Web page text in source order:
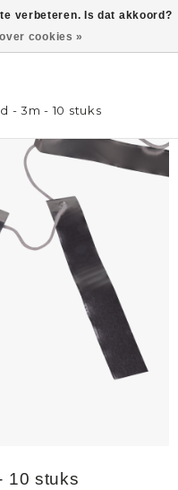
0
- 3m - 10 stuks
10 stuks
verbeteren. Is dat akkoord?
cookies »